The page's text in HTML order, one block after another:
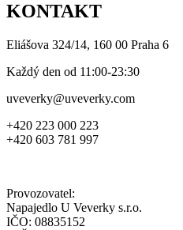
KONTAKT
Eliášova 324/14, 160 00 Praha 6
Každý den od 11:00-23:30
uveverky@uveverky.com
+420 223 000 223
+420 603 781 997
Provozovatel:
Napajedlo U Veverky s.r.o.
IČO: 08835152